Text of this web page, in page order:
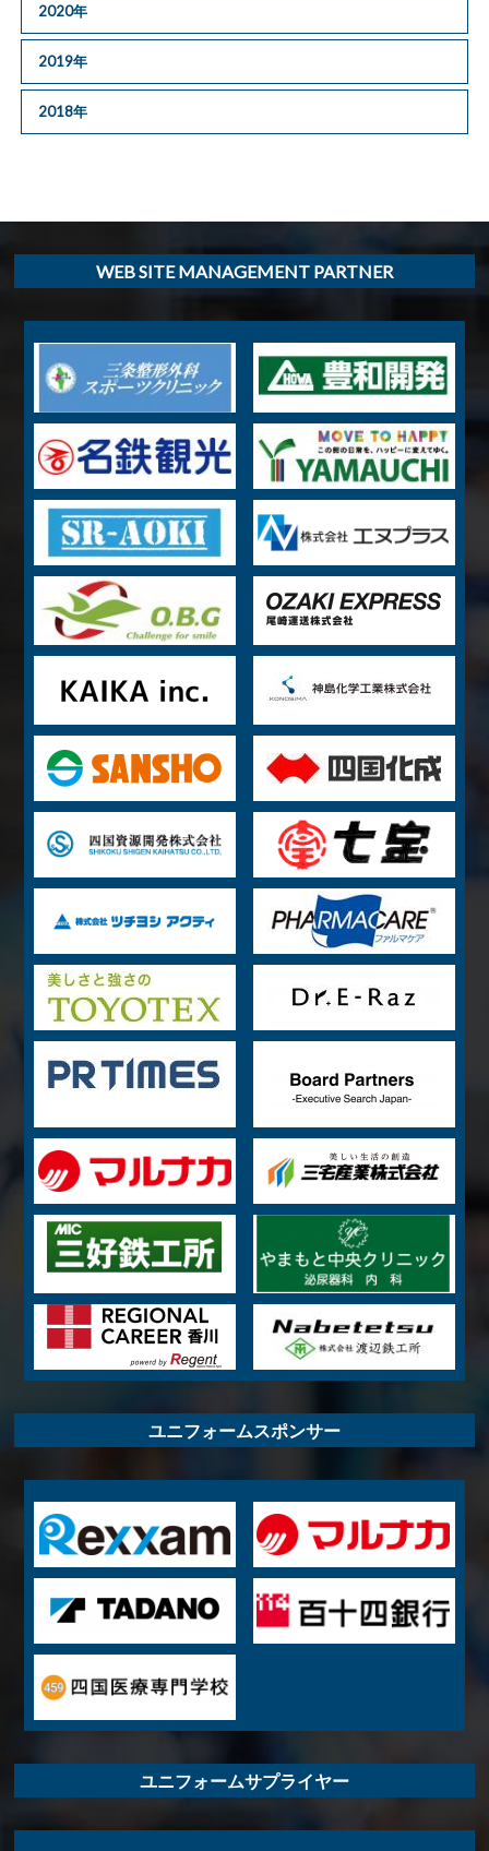
2020年
2019年
2018年
WEB SITE MANAGEMENT PARTNER
ユニフォームスポンサー
ユニフォームサプライヤー